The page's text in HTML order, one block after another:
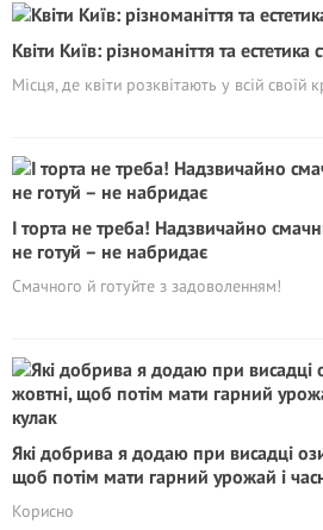
Квіти Київ: різноманіття та естетика
Місця, де квіти розквітають у всій своїй
І торта не треба! Надзвичайно
не готуй – не набридає
Смачного й готуйте з задоволенням!
Які добрива я додаю при висадці
щоб потім мати гарний урожай і
Корисно